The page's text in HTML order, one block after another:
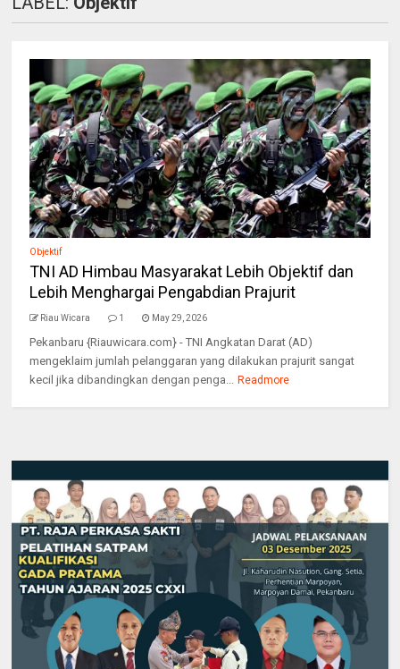
Objektif
TNI AD Himbau Masyarakat Lebih Objektif dan
Lebih Menghargai Pengabdian Prajurit
Riau Wicara 1 May 29, 2026
Pekanbaru {Riauwicara.com} - TNI Angkatan Darat (AD)
mengeklaim jumlah pelanggaran yang dilakukan prajurit sangat
kecil jika dibandingkan dengan penga... Readmore